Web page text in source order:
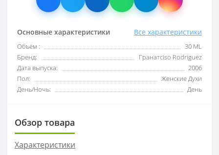
Основные характеристики Все характеристики
Объём :
30 ML
Бренд:
Гранатciso Rodriguez
Дата выпуска:
2006
Пол:
Женские Духи
День/Ночь:
День
Обзор товара
Характеристики